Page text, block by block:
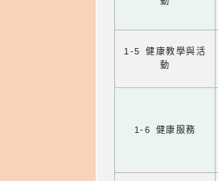
1-5 健康教學與活
動
1-6 健康服務